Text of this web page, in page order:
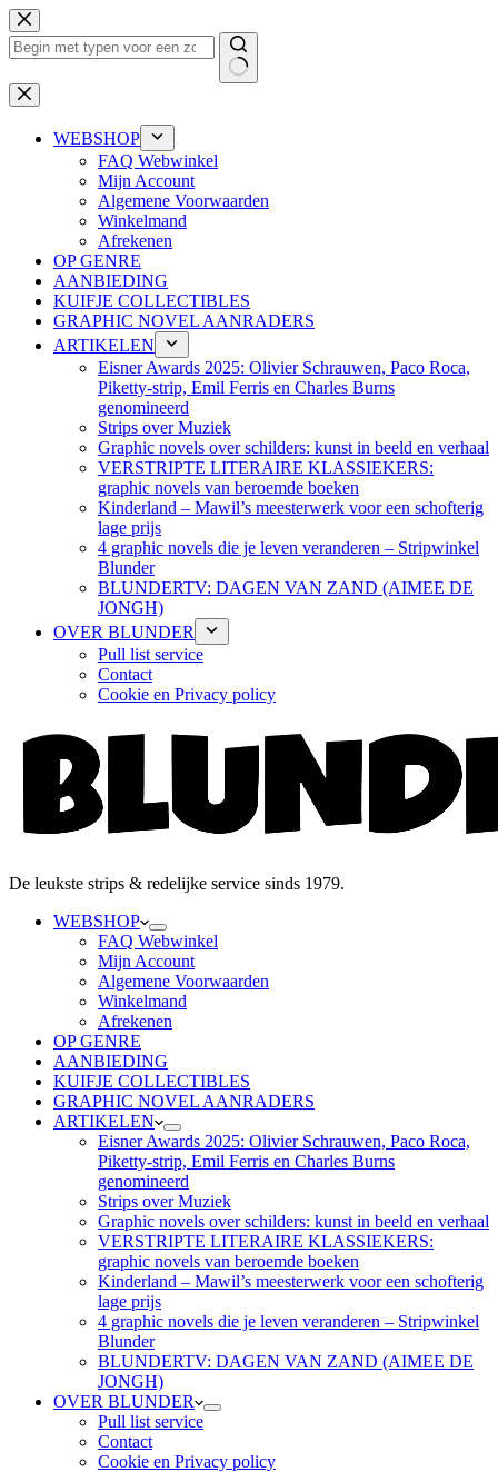
Ga
naar
de
Geen
resultaten
WEBSHOP
FAQ Webwinkel
Mijn Account
Algemene Voorwaarden
Winkelmand
Afrekenen
OP GENRE
AANBIEDING
KUIFJE COLLECTIBLES
GRAPHIC NOVEL AANRADERS
ARTIKELEN
Eisner Awards 2025: Olivier Schrauwen, Paco Roca,
Piketty-strip, Emil Ferris en Charles Burns
genomineerd
Strips over Muziek
Graphic novels over schilders: kunst in beeld en verhaal
VERSTRIPTE LITERAIRE KLASSIEKERS:
graphic novels van beroemde boeken
Kinderland – Mawil’s meesterwerk voor een schofterig
lage prijs
4 graphic novels die je leven veranderen – Stripwinkel
Blunder
BLUNDERTV: DAGEN VAN ZAND (AIMEE DE
JONGH)
OVER BLUNDER
Pull list service
Contact
Cookie en Privacy policy
De leukste strips & redelijke service sinds 1979.
WEBSHOP
FAQ Webwinkel
Mijn Account
Algemene Voorwaarden
Winkelmand
Afrekenen
OP GENRE
AANBIEDING
KUIFJE COLLECTIBLES
GRAPHIC NOVEL AANRADERS
ARTIKELEN
Eisner Awards 2025: Olivier Schrauwen, Paco Roca,
Piketty-strip, Emil Ferris en Charles Burns
genomineerd
Strips over Muziek
Graphic novels over schilders: kunst in beeld en verhaal
VERSTRIPTE LITERAIRE KLASSIEKERS:
graphic novels van beroemde boeken
Kinderland – Mawil’s meesterwerk voor een schofterig
lage prijs
4 graphic novels die je leven veranderen – Stripwinkel
Blunder
BLUNDERTV: DAGEN VAN ZAND (AIMEE DE
JONGH)
OVER BLUNDER
Pull list service
Contact
Cookie en Privacy policy